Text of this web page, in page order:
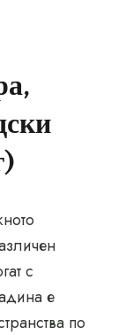
с
е
по